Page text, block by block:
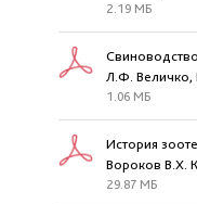
2.19 МБ
Л.Ф. Величко,
1.06 МБ
История
Вороков В.Х.
29.87 МБ